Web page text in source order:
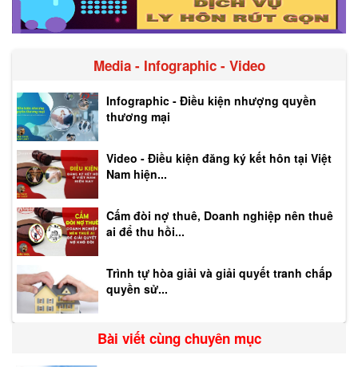
Media - Infographic - Video
Infographic - Điều kiện nhượng quyền
thương mại
Video - Điều kiện đăng ký kết hôn tại Việt
Nam hiện...
Cấm đòi nợ thuê, Doanh nghiệp nên thuê
ai để thu hồi...
Trình tự hòa giải và giải quyết tranh chấp
quyền sử...
Bài viết cùng chuyên mục